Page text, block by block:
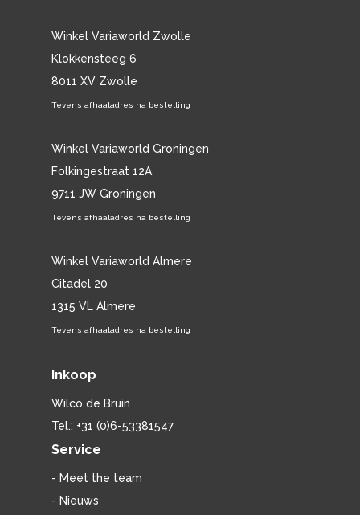
Winkel Variaworld Zwolle
Klokkensteeg 6
8011 XV Zwolle
Tevens afhaaladres na bestelling
Winkel Variaworld Groningen
Folkingestraat 12A
9711 JW Groningen
Tevens afhaaladres na bestelling
Winkel Variaworld Almere
Citadel 20
1315 VL Almere
Tevens afhaaladres na bestelling
Inkoop
Wilco de Bruin
Tel.: +31 (0)6-53381547
Service
- Meet the team
- Nieuws